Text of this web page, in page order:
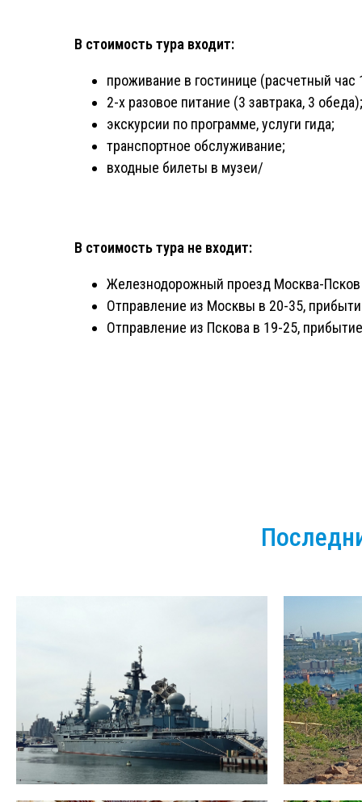
В стоимость тура входит:
проживание в гостинице (расчетный час
2-х разовое питание (3 завтрака, 3 обеда);
экскурсии по программе, услуги гида;
транспортное обслуживание;
входные билеты в музеи/
В стоимость тура не входит:
Железнодорожный проезд Москва-
Отправление из Москвы в 20-35,
Отправление из Пскова в 19-25,